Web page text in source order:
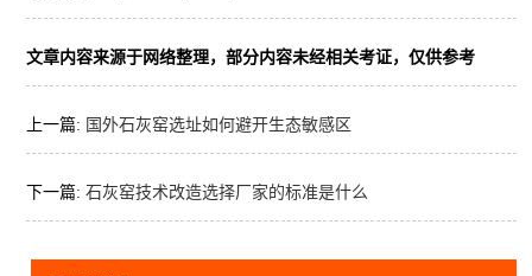
文章内容来源于网络整理，部分内容未经相关考证，仅供参考
上一篇: 国外石灰窑选址如何避开生态敏感区
下一篇: 石灰窑技术改造选择厂家的标准是什么